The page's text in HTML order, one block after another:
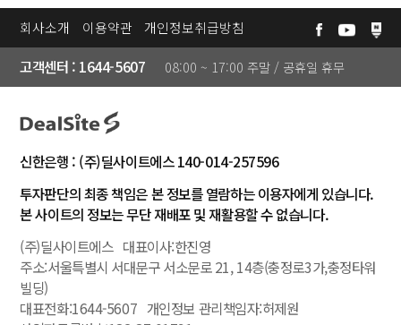
매
매
전
략
❯
원
후
기
아
회사소개 이용약관 개인정보취급방침
고객센터 : 1644-5607 08:00 ~ 17:00 주말 / 공휴일 휴무
신한은행 : (주)딜사이트에스 140-014-257596
투자판단의 최종 책임은 본 정보를 열람하는 이용자에게 있습니다.
본 사이트의 정보는 무단 재배포 및 재활용할 수 없습니다.
(주)딜사이트에스 대표이사:한진영
주소:서울특별시 서대문구 서소문로 21, 14층(충정로3가,충정타워
빌딩)
대표전화:1644-5607 개인정보 관리책임자:허제원